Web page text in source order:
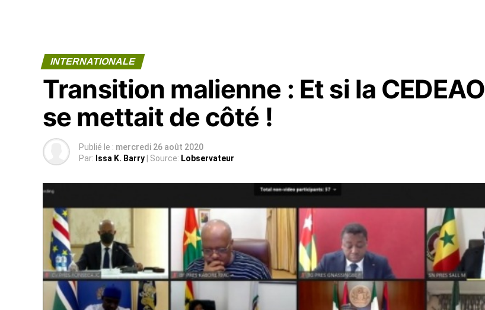
INTERNATIONALE
Transition malienne : Et si la CEDEAO
se mettait de côté !
Publié le : mercredi 26 août 2020
Par: Issa K. Barry | Source: Lobservateur